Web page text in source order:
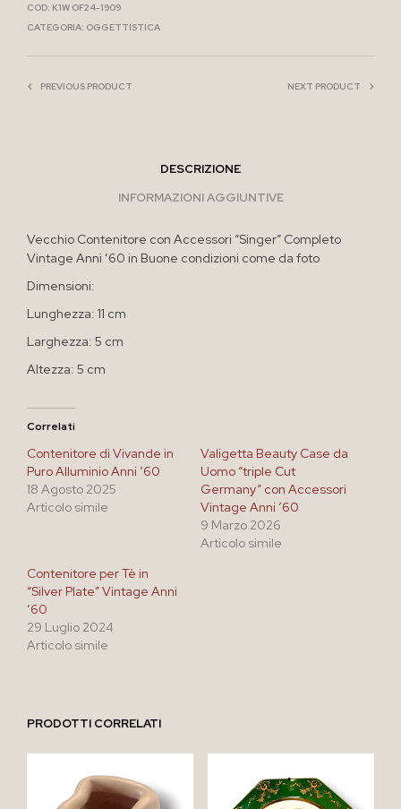
COD: K1W OF24-1909
CATEGORIA: OGGETTISTICA
PREVIOUS PRODUCT NEXT PRODUCT
DESCRIZIONE
INFORMAZIONI AGGIUNTIVE
Vecchio Contenitore con Accessori “Singer” Completo
Vintage Anni ’60 in Buone condizioni come da foto
Dimensioni:
Lunghezza: 11 cm
Larghezza: 5 cm
Altezza: 5 cm
Correlati
Contenitore di Vivande in
Puro Alluminio Anni ’60
18 Agosto 2025
Articolo simile
Valigetta Beauty Case da
Uomo “triple Cut
Germany” con Accessori
Vintage Anni ’60
9 Marzo 2026
Articolo simile
Contenitore per Tè in
“Silver Plate” Vintage Anni
’60
29 Luglio 2024
Articolo simile
PRODOTTI CORRELATI